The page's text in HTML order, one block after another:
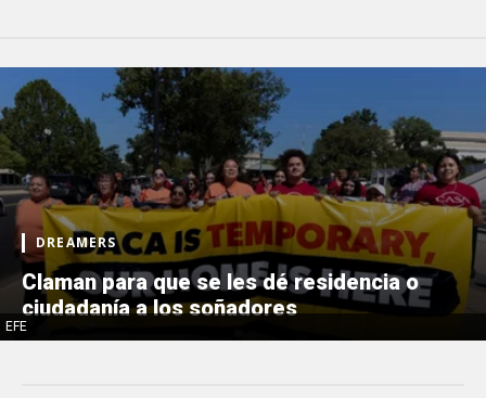
EFE
DREAMERS
Claman para que se les dé residencia o
ciudadanía a los soñadores